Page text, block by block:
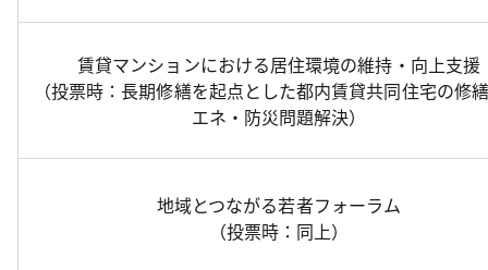
賃貸マンションにおける居住環境の維持・向上支援
（投票時：長期修繕を起点とした都内賃貸共同住宅の修
エネ・防災問題解決）
地域とつながる若者フォーラム
（投票時：同上）